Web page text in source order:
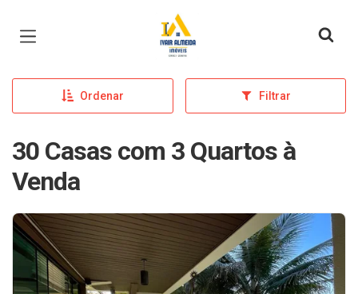
Página inicial
Ordenar Filtrar
30 Casas com 3 Quartos à
Venda